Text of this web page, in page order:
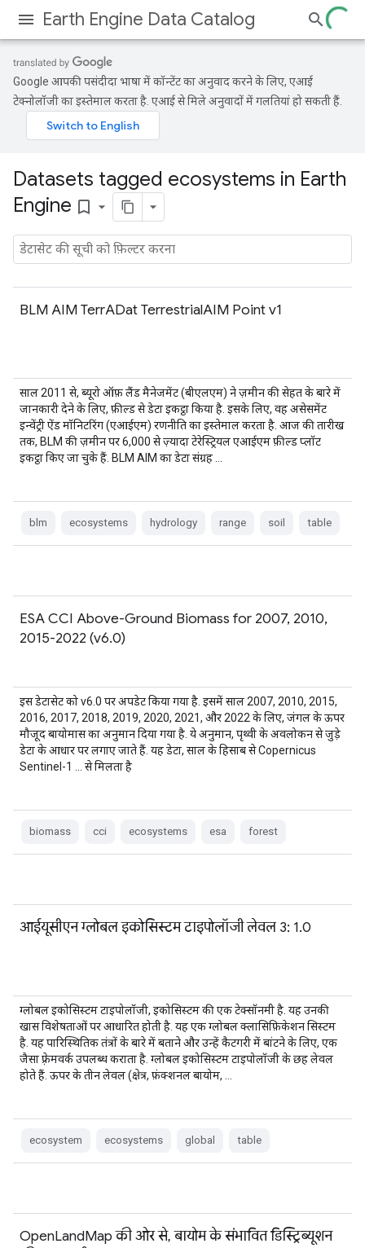
Earth Engine Data Catalog
Google आपकी पसंदीदा भाषा में कॉन्टेंट का अनुवाद करने के लिए, एआई
टेक्नोलॉजी का इस्तेमाल करता है. एआई से मिले अनुवादों में गलतियां हो सकती हैं.
Datasets tagged ecosystems in Earth
Engine bookmark_border
BLM AIM TerrADat TerrestrialAIM Point v1
साल 2011 से, ब्यूरो ऑफ़ लैंड मैनेजमेंट (बीएलएम) ने ज़मीन की सेहत के बारे में
जानकारी देने के लिए, फ़ील्ड से डेटा इकट्ठा किया है. इसके लिए, वह असेसमेंट
इन्वेंट्री ऐंड मॉनिटरिंग (एआईएम) रणनीति का इस्तेमाल करता है. आज की तारीख
तक, BLM की ज़मीन पर 6,000 से ज़्यादा टेरेस्ट्रियल एआईएम फ़ील्ड प्लॉट
इकट्ठा किए जा चुके हैं. BLM AIM का डेटा संग्रह …
blm ecosystems hydrology range soil table
ESA CCI Above-Ground Biomass for 2007, 2010,
2015-2022 (v6.0)
इस डेटासेट को v6.0 पर अपडेट किया गया है. इसमें साल 2007, 2010, 2015,
2016, 2017, 2018, 2019, 2020, 2021, और 2022 के लिए, जंगल के ऊपर
मौजूद बायोमास का अनुमान दिया गया है. ये अनुमान, पृथ्वी के अवलोकन से जुड़े
डेटा के आधार पर लगाए जाते हैं. यह डेटा, साल के हिसाब से Copernicus
Sentinel-1 … से मिलता है
biomass cci ecosystems esa forest
आईयूसीएन ग्लोबल इकोसिस्टम टाइपोलॉजी लेवल 3: 1.0
ग्लोबल इकोसिस्टम टाइपोलॉजी, इकोसिस्टम की एक टेक्सॉनमी है. यह उनकी
खास विशेषताओं पर आधारित होती है. यह एक ग्लोबल क्लासिफ़िकेशन सिस्टम
है. यह पारिस्थितिक तंत्रों के बारे में बताने और उन्हें कैटगरी में बांटने के लिए, एक
जैसा फ़्रेमवर्क उपलब्ध कराता है. ग्लोबल इकोसिस्टम टाइपोलॉजी के छह लेवल
होते हैं. ऊपर के तीन लेवल (क्षेत्र, फ़ंक्शनल बायोम, …
ecosystem ecosystems global table
OpenLandMap की ओर से, बायोम के संभावित डिस्ट्रिब्यूशन